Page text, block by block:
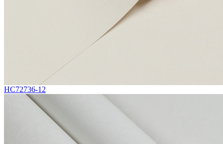
HC72736-12